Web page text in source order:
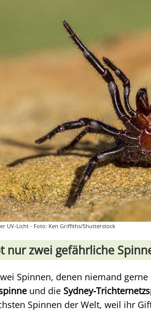
UV-Licht - Foto: Ken Griffiths/Shutterstock
nur zwei gefährliche
Spinnen, denen niemand
und die Sydney-
Spinnen der Welt, weil ihr